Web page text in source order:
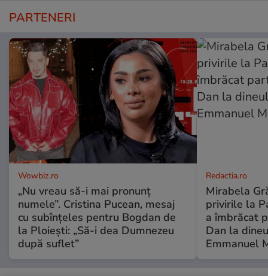
PARTENERI
Wowbiz.ro
„Nu vreau să-i mai pronunț
numele”. Cristina Pucean, mesaj
cu subînțeles pentru Bogdan de
la Ploiești: „Să-i dea Dumnezeu
după suflet”
Redactia.ro
Mirabela
privirile la
a îmbrăcat
Dan la
Emmanuel